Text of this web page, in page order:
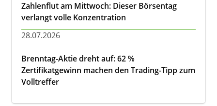
Zahlenflut am Mittwoch: Dieser Börsentag
verlangt volle Konzentration
28.07.2026
Brenntag-Aktie dreht auf: 62 %
Zertifikatgewinn machen den Trading-Tipp zum
Volltreffer